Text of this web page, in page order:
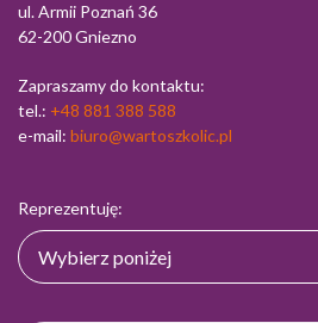
ul. Armii Poznań 36
62-200 Gniezno
Zapraszamy do kontaktu:
tel.: +48 881 388 588
e-mail: biuro@wartoszkolic.pl
Reprezentuję: